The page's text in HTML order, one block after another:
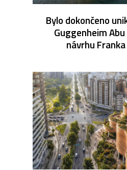
Bylo dokončeno
Guggenheim
návrhu